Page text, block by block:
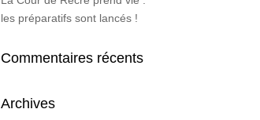
les préparatifs sont lancés !
Commentaires récents
Archives